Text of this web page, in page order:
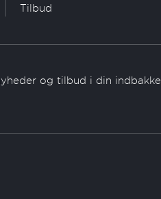
Tilbud
og tilbud i din indbakke.